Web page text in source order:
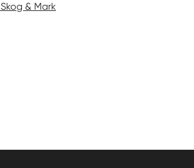
Skog & Mark